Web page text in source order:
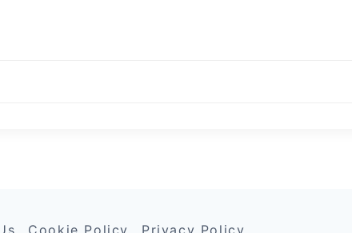
Cookie Policy Privacy Policy